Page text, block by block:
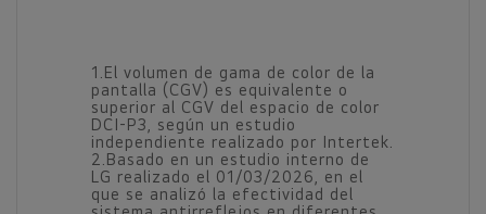
1.El volumen de gama de color de la
pantalla (CGV) es equivalente o
superior al CGV del espacio de color
DCI‑P3, según un estudio
independiente realizado por Intertek.
2.Basado en un estudio interno de
LG realizado el 01/03/2026, en el
que se analizó la efectividad del